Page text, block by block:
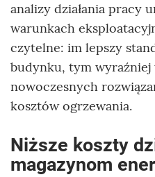
analizy działania pracy
warunkach
czytelne: im lepszy
budynku, tym wyraźniej
nowoczesnych
kosztów ogrzewania.
Niższe koszty
magazynom